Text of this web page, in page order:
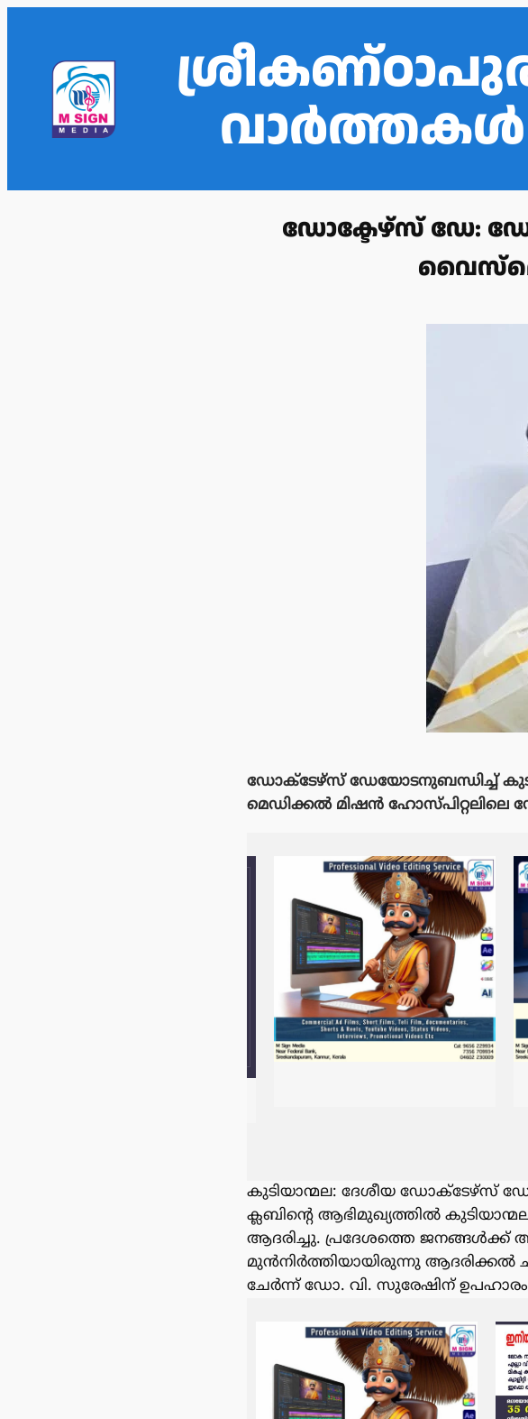
വാർത്തകൾ
ഡോക്ടേഴ്സ് ഡേ:
ഡോക്ടേഴ്സ് ഡേയോടനുബന്ധിച്ച്
മെഡിക്കൽ മിഷൻ ഹോസ്പിറ്റലിലെ
കുടിയാന്മല: ദേശീയ ഡോക്ടേഴ്സ്
ക്ലബിൻ്റെ ആഭിമുഖ്യത്തിൽ
ആദരിച്ചു. പ്രദേശത്തെ ജനങ്ങൾക്ക്
മുൻനിർത്തിയായിരുന്നു ആദരിക്കൽ
ചേർന്ന് ഡോ. വി. സുരേഷിന് ഉപഹാരം